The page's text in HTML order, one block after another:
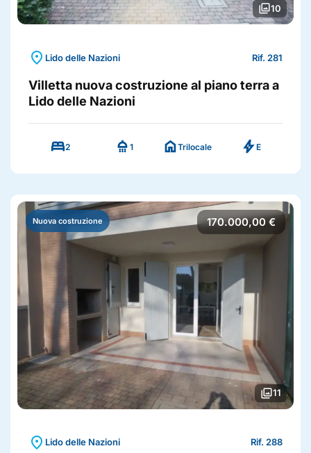
photo_library10
location_on Lido delle Nazioni Rif. 281
Villetta nuova costruzione al piano terra a
Lido delle Nazioni
bed2 shower 1 homeTrilocale boltE
Nuova costruzione
photo_library11
170.000,00 €
location_on Lido delle Nazioni Rif. 288